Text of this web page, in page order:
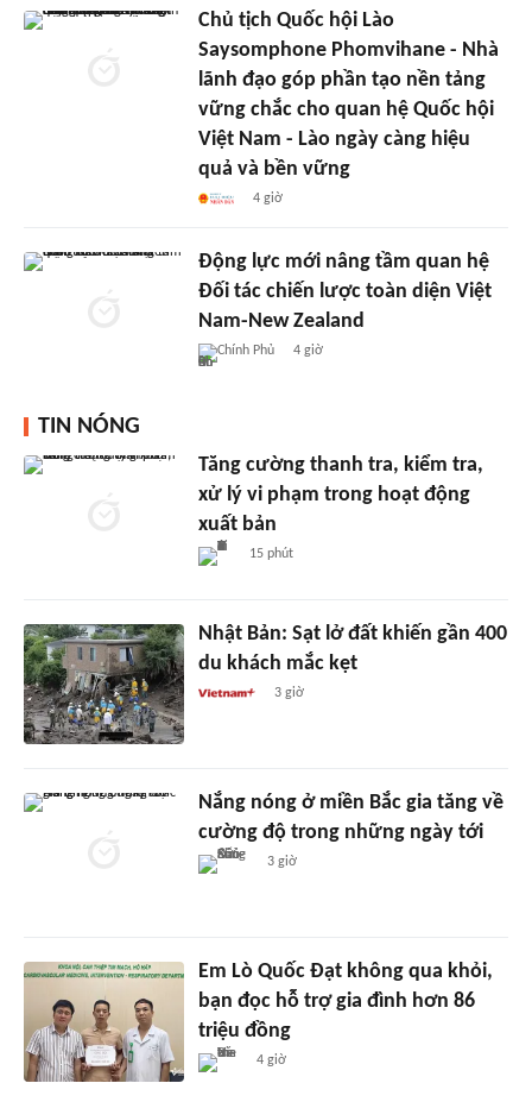
Chủ tịch Quốc hội Lào
Saysomphone Phomvihane - Nhà
lãnh đạo góp phần tạo nền tảng
vững chắc cho quan hệ Quốc hội
Việt Nam - Lào ngày càng hiệu
quả và bền vững
4 giờ
Động lực mới nâng tầm quan hệ
Đối tác chiến lược toàn diện Việt
Nam-New Zealand
Chính Phủ 4 giờ
TIN NÓNG
Tăng cường thanh tra, kiểm tra,
xử lý vi phạm trong hoạt động
xuất bản
15 phút
Nhật Bản: Sạt lở đất khiến gần 400
du khách mắc kẹt
3 giờ
Nắng nóng ở miền Bắc gia tăng về
cường độ trong những ngày tới
3 giờ
Em Lò Quốc Đạt không qua khỏi,
bạn đọc hỗ trợ gia đình hơn 86
triệu đồng
4 giờ